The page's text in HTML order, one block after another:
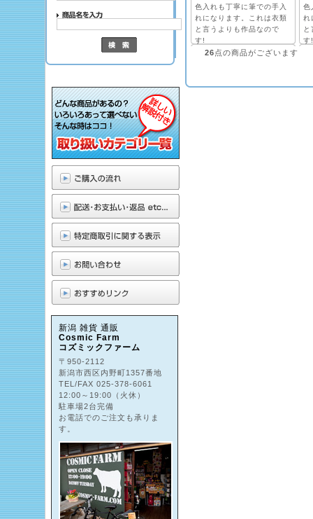
新潟 雑貨 通販
Cosmic Farm
コズミックファーム
〒950-2112
新潟市西区内野町1357番地
TEL/FAX 025-378-6061
12:00～19:00（火休）
駐車場2台完備
お電話でのご注文も承りま
す。
色入れも丁寧に筆での手入
れになります。これは衣類
と言うよりも作品なので
す!
色
れ
す!
26点の商品がございます